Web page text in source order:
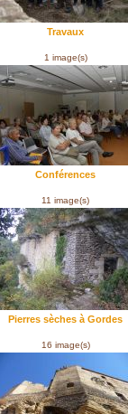
Travaux
1 image(s)
Conférences
11 image(s)
Pierres sèches à Gordes
16 image(s)